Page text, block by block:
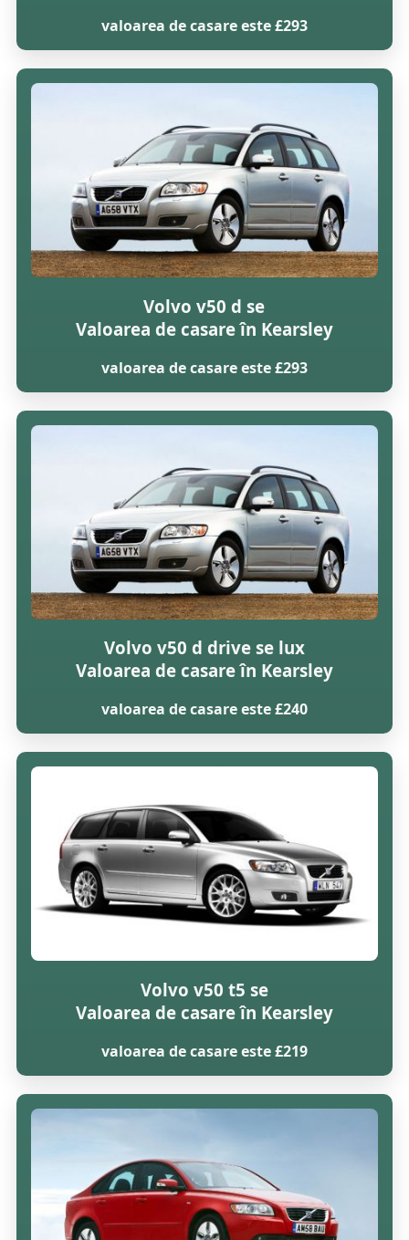
valoarea de casare este £293
Volvo v50 d se
Valoarea de casare în Kearsley
valoarea de casare este £293
Volvo v50 d drive se lux
Valoarea de casare în Kearsley
valoarea de casare este £240
Volvo v50 t5 se
Valoarea de casare în Kearsley
valoarea de casare este £219